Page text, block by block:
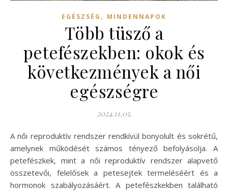
EGÉSZSÉG , MINDENNAPOK
Több tüsző a
petefészekben: okok és
következmények a női
egészségre
2024.11.05.
A női reproduktív rendszer rendkívül bonyolult és sokrétű,
amelynek működését számos tényező befolyásolja. A
petefészkek, mint a női reproduktív rendszer alapvető
összetevői, felelősek a petesejtek termeléséért és a
hormonok szabályozásáért. A petefészkekben található